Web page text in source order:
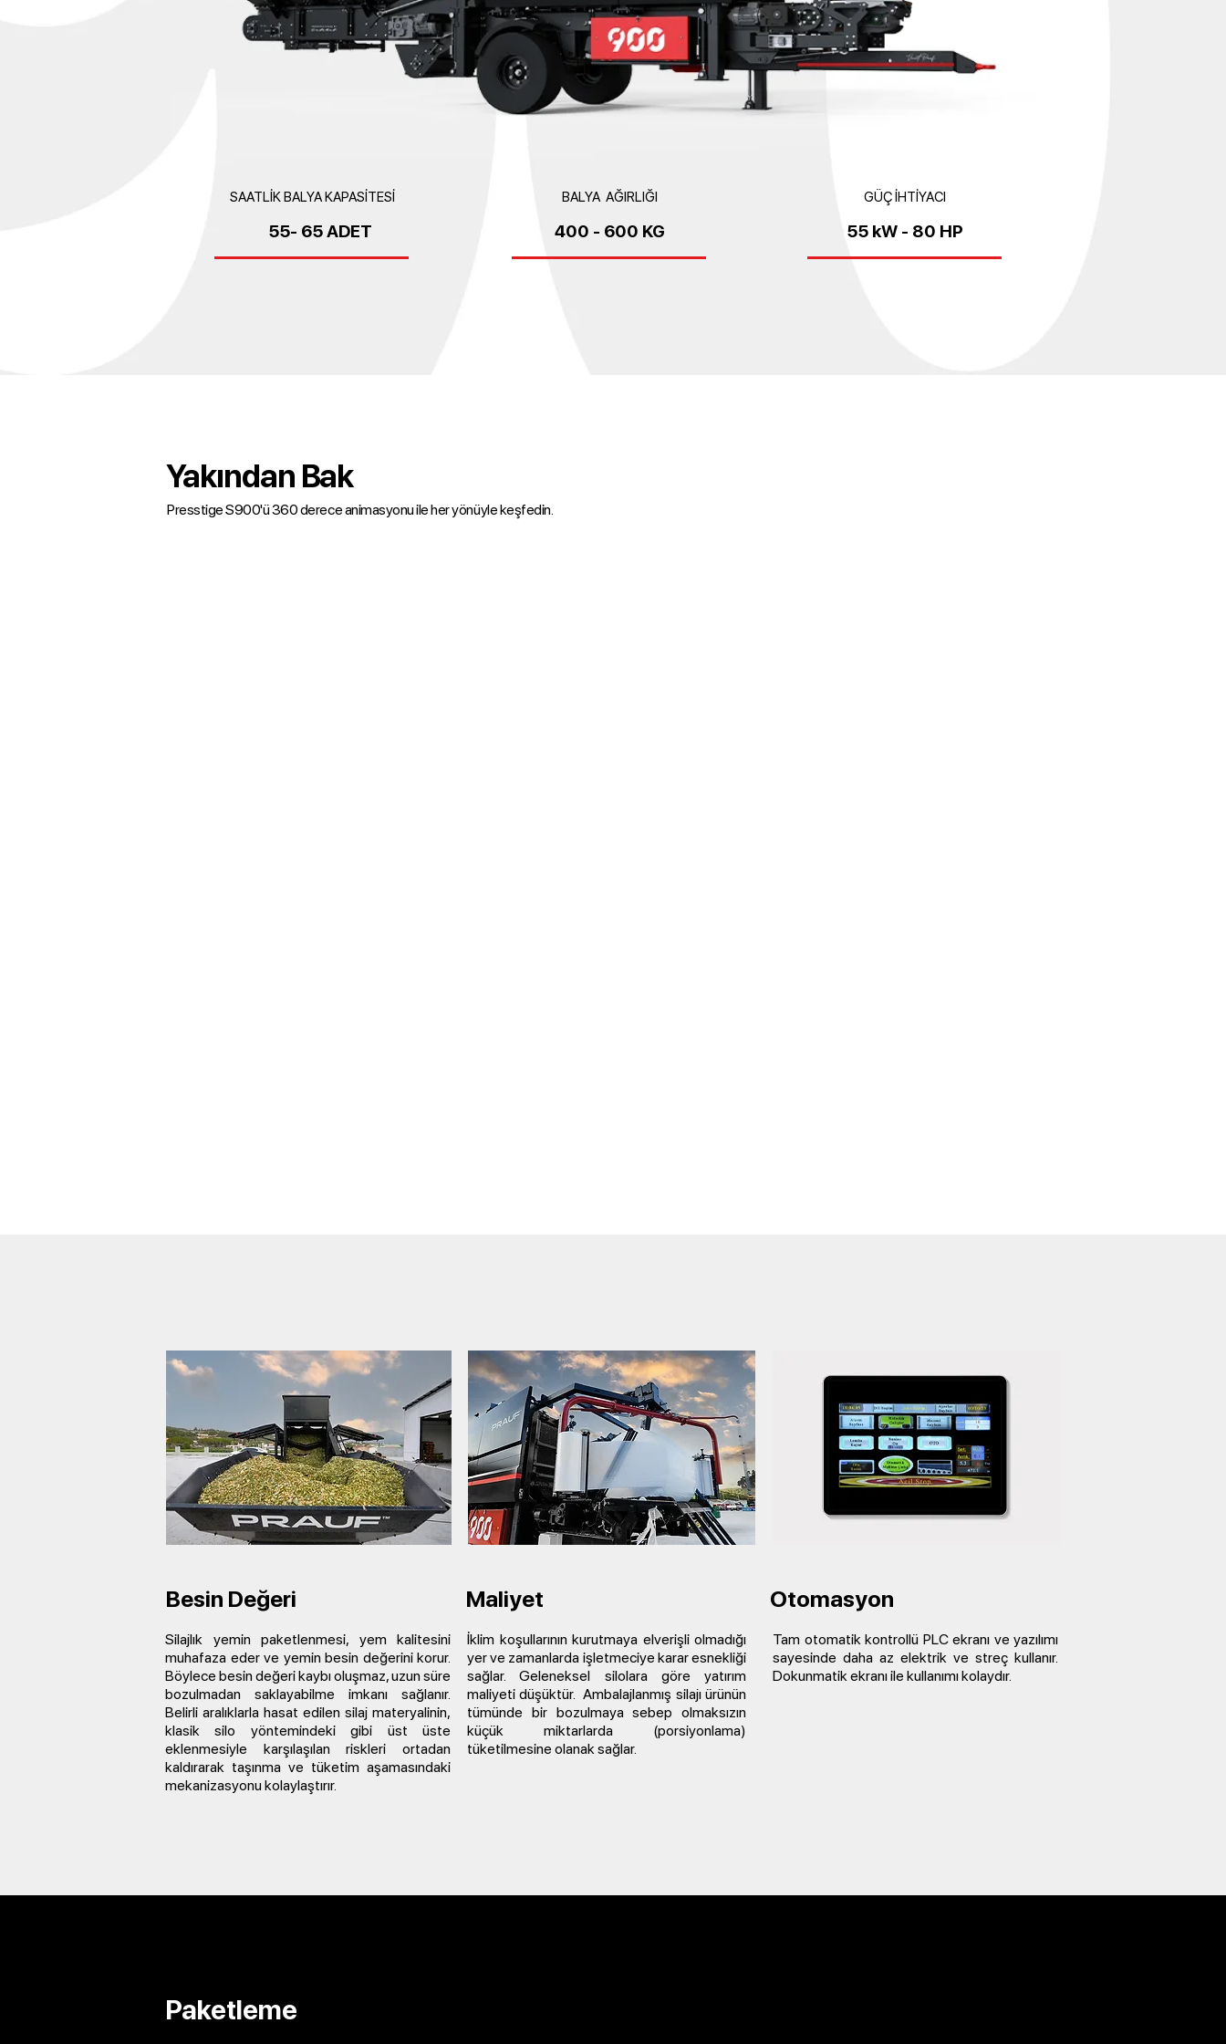
55- 65 ADET
SAATLİK BALYA KAPASİTESİ
400 - 600 KG
BALYA AĞIRLIĞI
55 kW - 80 HP
GÜÇ İHTİYACI
Yakından Bak
Presstige S900'ü 360 derece animasyonu ile her yönüyle keşfedin.
Besin Değeri Maliyet
Silajlık yemin paketlenmesi, yem kalitesini
muhafaza eder ve yemin besin değerini korur.
Böylece besin değeri kaybı oluşmaz, uzun süre
bozulmadan saklayabilme imkanı sağlanır.
Belirli aralıklarla hasat edilen silaj materyalinin,
klasik silo yöntemindeki gibi üst üste
eklenmesiyle karşılaşılan riskleri ortadan
kaldırarak taşınma ve tüketim aşamasındaki
mekanizasyonu kolaylaştırır.
İklim koşullarının kurutmaya elverişli olmadığı
yer ve zamanlarda işletmeciye karar esnekliği
sağlar. Geleneksel silolara göre yatırım
maliyeti düşüktür. Ambalajlanmış silajı ürünün
tümünde bir bozulmaya sebep olmaksızın
küçük miktarlarda (porsiyonlama)
tüketilmesine olanak sağlar.
Otomasyon
Tam otomatik kontrollü PLC ekranı ve yazılımı
sayesinde daha az elektrik ve streç kullanır.
Dokunmatik ekranı ile kullanımı kolaydır.
Paketleme